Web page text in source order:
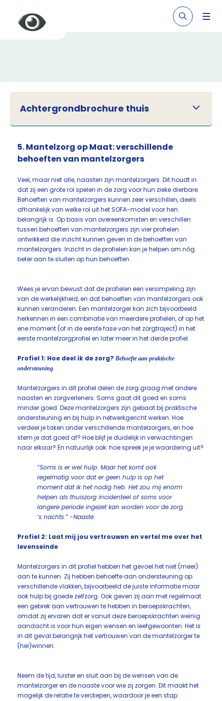
Achtergrondbrochure thuis
5. Mantelzorg op Maat: verschillende
behoeften van mantelzorgers
Veel, maar niet alle, naasten zijn mantelzorgers. Dit houdt in
dat zij een grote rol spelen in de zorg voor hun zieke dierbare.
Behoeften van mantelzorgers kunnen zeer verschillen, deels
afhankelijk van welke rol uit het SOFA-model voor hen
belangrijk is. Op basis van overeenkomsten en verschillen
tussen behoeften van mantelzorgers zijn vier profielen
ontwikkeld die inzicht kunnen geven in de behoeften van
mantelzorgers. Inzicht in de profielen kan je helpen om nóg
beter aan te sluiten op hun behoeften.
Wees je ervan bewust dat de profielen een versimpeling zijn
van de werkelijkheid, en dat behoeften van mantelzorgers ook
kunnen veranderen. Een mantelzorger kan zich bijvoorbeeld
herkennen in een combinatie van meerdere profielen, of op het
ene moment (of in de eerste fase van het zorgtraject) in het
eerste mantelzorgprofiel en later meer in het derde profiel.
Profiel 1: Hoe deel ik de zorg? Behoefte aan praktische
ondersteuning
Mantelzorgers in dit profiel delen de zorg graag met andere
naasten en zorgverleners. Soms gaat dit goed en soms
minder goed. Deze mantelzorgers zijn gebaat bij praktische
ondersteuning en bij hulp in netwerkgericht werken. Hoe
verdeel je taken onder verschillende mantelzorgers, en hoe
stem je dat goed af? Hoe blijf je duidelijk in verwachtingen
naar elkaar? En natuurlijk ook: hoe spreek je je waardering uit?
“Soms is er wel hulp. Maar het komt ook
regelmatig voor dat er geen hulp is op het
moment dat ik het nodig heb. Het zou mij enorm
helpen als thuiszorg incidenteel of soms voor
langere periode ingezet kan worden voor de zorg
‘s nachts.” -Naaste
Profiel 2: Laat mij jou vertrouwen en vertel me over het
levenseinde
Mantelzorgers in dit profiel hebben het gevoel het niet (meer)
aan te kunnen. Zij hebben behoefte aan ondersteuning op
verschillende vlakken, bijvoorbeeld de juiste informatie maar
ook hulp bij goede zelfzorg. Ook geven zij aan met regelmaat
een gebrek aan vertrouwen te hebben in beroepskrachten,
omdat zij ervaren dat er vanuit deze beroepskrachten weinig
aandacht is voor hun eigen wensen en leefgewoonten. Het is
in dit geval belangrijk het vertrouwen van de mantelzorger te
(her)winnen.
Neem de tijd, luister en sluit aan bij de wensen van de
mantelzorger en de naaste voor wie zij zorgen. Dit maakt het
mogelijk de relatie te verdiepen, waardoor je een stap